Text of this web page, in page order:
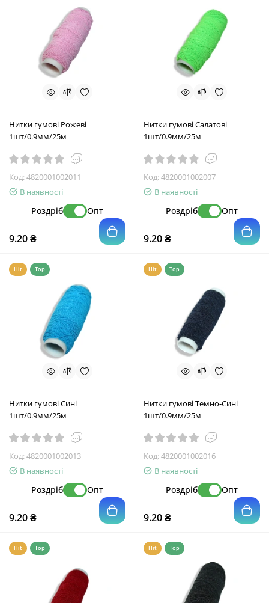
Нитки гумові Рожеві
1шт/0.9мм/25м
Код:4820001002011
В наявності
Роздріб Опт
9.20 ₴
Нитки гумові Салатові
1шт/0.9мм/25м
Код:4820001002007
В наявності
Роздріб Опт
9.20 ₴
Hit Top
Нитки гумові Сині
1шт/0.9мм/25м
Код:4820001002013
В наявності
Роздріб Опт
9.20 ₴
Hit Top
Нитки гумові Темно-Сині
1шт/0.9мм/25м
Код:4820001002016
В наявності
Роздріб Опт
9.20 ₴
Hit Top Hit Top